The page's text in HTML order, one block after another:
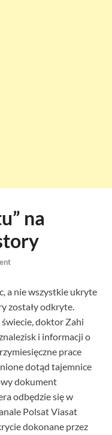
na
a nie wszystkie ukryte
zostały odkryte.
świecie, doktor Zahi
i informacji o
prace
dotąd tajemnice
dokument
odbędzie się w
Polsat Viasat
dokonane przez